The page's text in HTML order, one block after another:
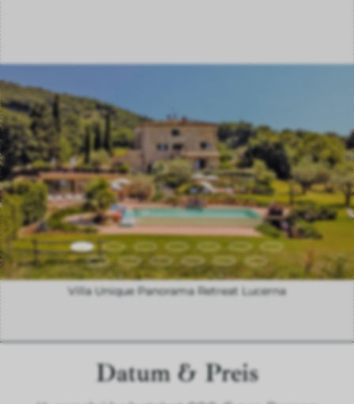
Villa Unique Panorama Retreat Lucerna
Datum & Preis